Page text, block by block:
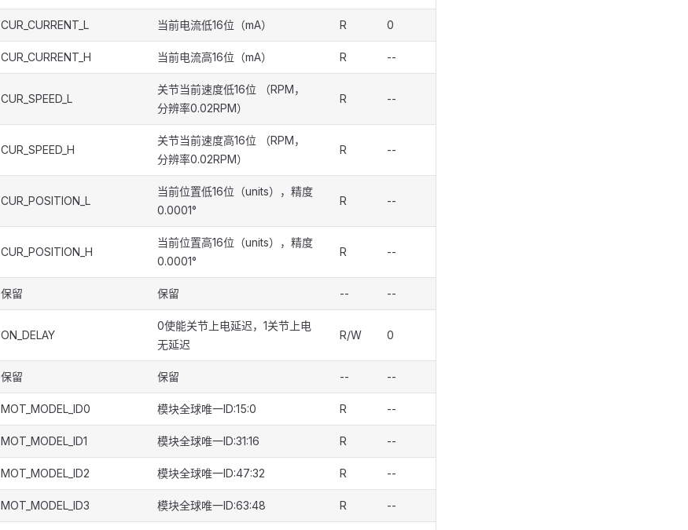
CUR_CURRENT_L 当前电流低16位（mA） R 0
CUR_CURRENT_H 当前电流高16位（mA） R --
CUR_SPEED_L
关节当前速度低16位 （RPM，
分辨率0.02RPM）
R --
CUR_SPEED_H
关节当前速度高16位 （RPM，
分辨率0.02RPM）
R --
CUR_POSITION_L
当前位置低16位（units），精度
0.0001°
R --
CUR_POSITION_H
当前位置高16位（units），精度
0.0001°
R --
保留 保留 -- --
ON_DELAY
0使能关节上电延迟，1关节上电
无延迟
R/W 0
保留 保留 -- --
MOT_MODEL_ID0 模块全球唯一ID:15:0 R --
MOT_MODEL_ID1 模块全球唯一ID:31:16 R --
MOT_MODEL_ID2 模块全球唯一ID:47:32 R --
MOT_MODEL_ID3 模块全球唯一ID:63:48 R --